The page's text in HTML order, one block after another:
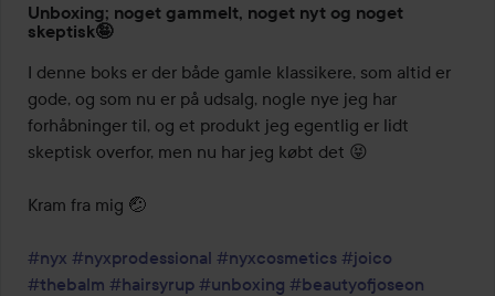
Unboxing; noget gammelt, noget nyt og noget
skeptisk🤪
I denne boks er der både gamle klassikere, som altid er
gode, og som nu er på udsalg, nogle nye jeg har
forhåbninger til, og et produkt jeg egentlig er lidt
skeptisk overfor, men nu har jeg købt det 😝
Kram fra mig 🤕
#nyx #nyxprodessional #nyxcosmetics #joico
#thebalm #hairsyrup #unboxing #beautyofjoseon